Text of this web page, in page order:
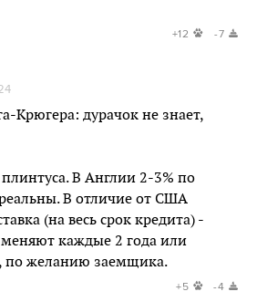
+12 -7
Крюгера: дурачок не знает,
В Англии 2-3% по
В отличие от США
(на весь срок кредита) -
меняют каждые 2 года или
по желанию заемщика.
+5 -4